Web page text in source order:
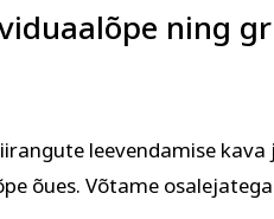
ning
leevendamise
õues. Võtame